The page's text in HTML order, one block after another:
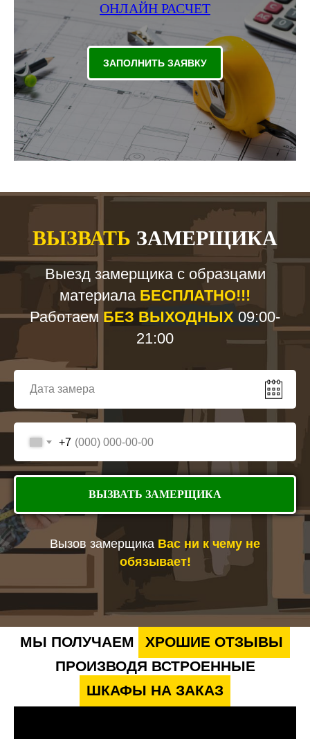
ОНЛАЙН РАСЧЕТ
ЗАПОЛНИТЬ ЗАЯВКУ
ВЫЗВАТЬ ЗАМЕРЩИКА
Выезд замерщика с образцами
материала БЕСПЛАТНО!!!
Работаем БЕЗ ВЫХОДНЫХ 09:00-
21:00
+7
ВЫЗВАТЬ ЗАМЕРЩИКА
Вызов замерщика Вас ни к чему не
обязывает!
МЫ ПОЛУЧАЕМ
ХРОШИЕ ОТЗЫВЫ
ПРОИЗВОДЯ ВСТРОЕННЫЕ
ШКАФЫ НА ЗАКАЗ